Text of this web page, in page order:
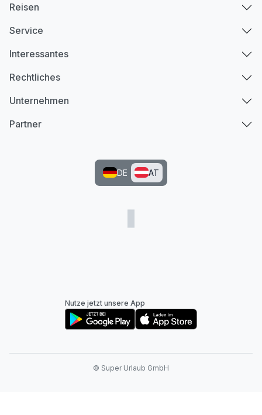
Reisen
Service
Interessantes
Rechtliches
Unternehmen
Partner
DE AT
Nutze jetzt unsere App
© Super Urlaub GmbH